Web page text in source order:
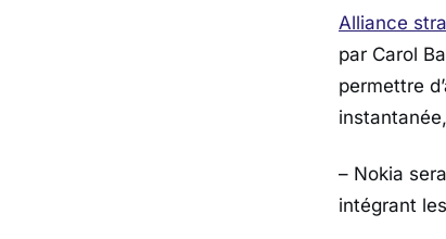
Alliance
par Carol
permettre
– Nokia
intégrant